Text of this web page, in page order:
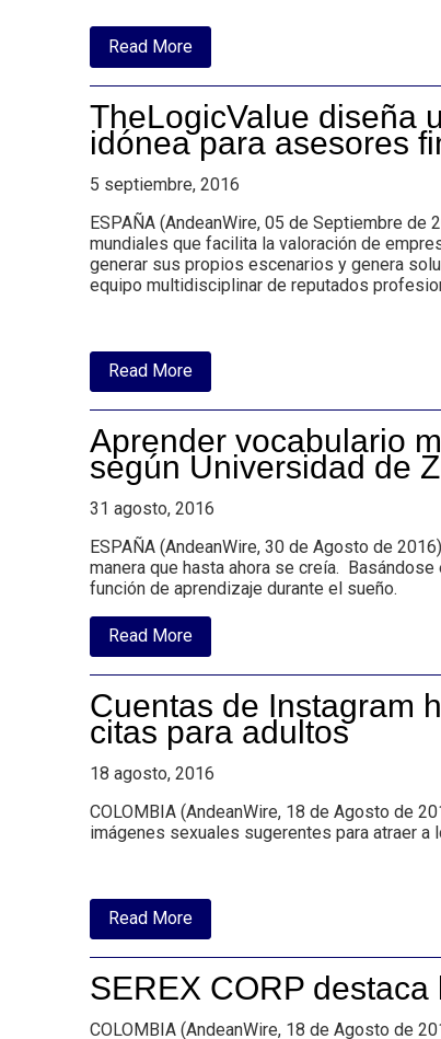
Read Moreabout
Startup
TheLogicValue
seleccionada
para
pertenecer
al
programa
Fintech
by
Innsomnia
TheLogicValue diseña
idónea para asesores
5 septiembre, 2016
ESPAÑA (AndeanWire, 05 de Septiembre
mundiales que facilita la valoración de
generar sus propios escenarios y genera
equipo multidisciplinar de reputados
Read Moreabout
TheLogicValue
diseña
exclusiva
app
de
de
idónea
para
asesores
financieros
y
empleados
de
Aprender vocabulario
según Universidad de
31 agosto, 2016
ESPAÑA (AndeanWire, 30 de Agosto de
manera que hasta ahora se creía.
función de aprendizaje durante el sueño.
Read Moreabout
Aprender
vocabulario
se
duerme
es
que
funciona
según
Universidad
Cuentas de Instagram
citas para adultos
18 agosto, 2016
COLOMBIA (AndeanWire, 18 de Agosto de
imágenes sexuales sugerentes para atraer
Read Moreabout
Cuentas
de
hackeadas
y
alteradas
SEREX CORP
COLOMBIA (AndeanWire, 18 de Agosto de